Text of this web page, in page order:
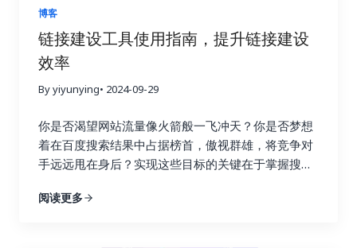
掌握网站的“行驶状态”，从而做出更明智的决策。 试
想一下，一个射手如果每次射击后都无法看到箭的落
点，他该如何调整自己的射击姿势和力度呢？链接建
设也是如此，只有不断追踪效果，才能知道哪些策略
命中了目标，哪些策略需要调整。通过追踪链接建设
真正有效的策略上，从而最大化投资回报率，就像一
个精明的投资者，会仔细分析市场行情，选择最具潜
力的投资项目。 更重要的是，追踪链接建设效果可以
过哪些链接访问你的网站，他们在你的网站上停留了
博客
链接建设工具使用指南，提升链接建设
效率
By yiyunying• 2024-09-29
你是否渴望网站流量像火箭般一飞冲天？你是否梦想
着在百度搜索结果中占据榜首，傲视群雄，将竞争对
手远远甩在身后？实现这些目标的关键在于掌握搜索
节！不要再浪费宝贵的时间和精力在低效的搜索引擎
阅读更多